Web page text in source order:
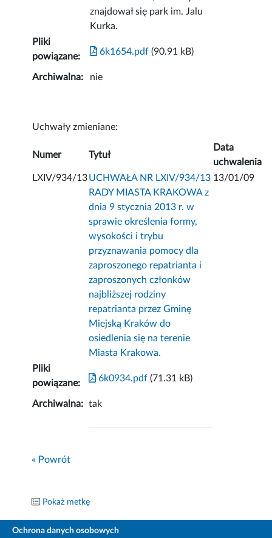
znajdował się park im. Jalu
Kurka.
Pliki
powiązane:
6k1654.pdf (90.91 kB)
Archiwalna: nie
Uchwały zmieniane:
Numer Tytuł
Data
uchwalenia
LXIV/934/13UCHWAŁA NR LXIV/934/13
RADY MIASTA KRAKOWA z
dnia 9 stycznia 2013 r. w
sprawie określenia formy,
wysokości i trybu
przyznawania pomocy dla
zaproszonego repatrianta i
zaproszonych członków
najbliższej rodziny
repatrianta przez Gminę
Miejską Kraków do
osiedlenia się na terenie
Miasta Krakowa.
13/01/09
Pliki
powiązane:
6k0934.pdf (71.31 kB)
Archiwalna: tak
« Powrót
Pokaż metkę
Ochrona danych osobowych